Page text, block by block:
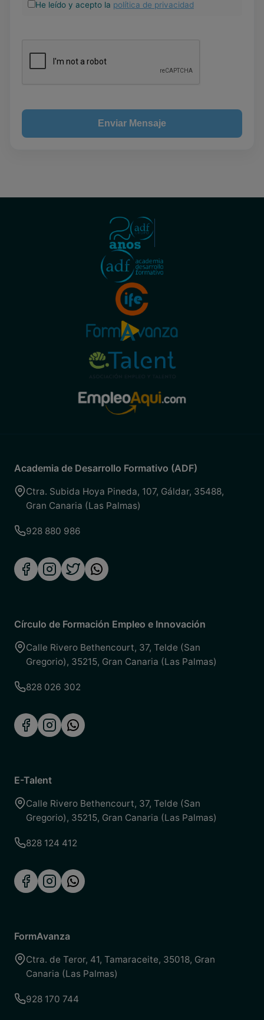
He leído y acepto la política de privacidad
Academia de Desarrollo Formativo (ADF)
Ctra. Subida Hoya Pineda, 107, Gáldar, 35488,
Gran Canaria (Las Palmas)
928 880 986
Círculo de Formación Empleo e Innovación
Calle Rivero Bethencourt, 37, Telde (San
Gregorio), 35215, Gran Canaria (Las Palmas)
828 026 302
E-Talent
Calle Rivero Bethencourt, 37, Telde (San
Gregorio), 35215, Gran Canaria (Las Palmas)
828 124 412
FormAvanza
Ctra. de Teror, 41, Tamaraceite, 35018, Gran
Canaria (Las Palmas)
928 170 744